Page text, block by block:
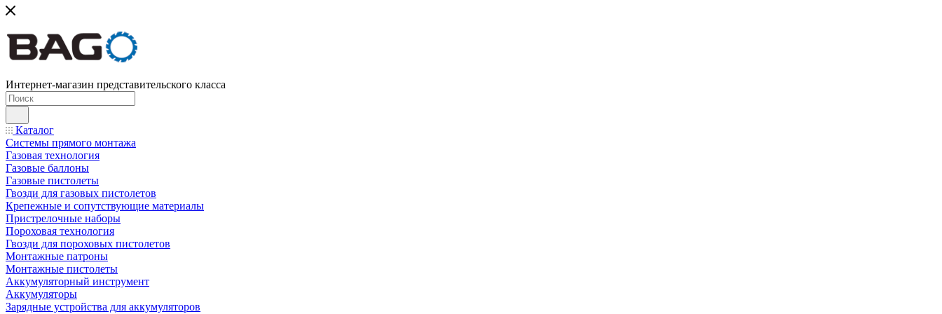
Интернет-магазин представительского класса
Каталог
Системы прямого монтажа
Газовая технология
Газовые баллоны
Газовые пистолеты
Гвозди для газовых пистолетов
Крепежные и сопутствующие материалы
Пристрелочные наборы
Пороховая технология
Гвозди для пороховых пистолетов
Монтажные патроны
Монтажные пистолеты
Аккумуляторный инструмент
Аккумуляторы
Зарядные устройства для аккумуляторов